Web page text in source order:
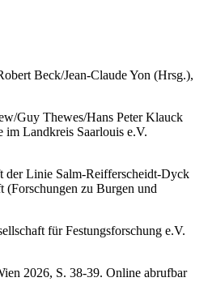
Beck/Jean-Claude Yon (Hrsg.),
Guy Thewes/Hans Peter Klauck
im Landkreis Saarlouis e.V.
der Linie Salm-Reifferscheidt-Dyck
(Forschungen zu Burgen und
für Festungsforschung e.V.
2026, S. 38-39. Online abrufbar